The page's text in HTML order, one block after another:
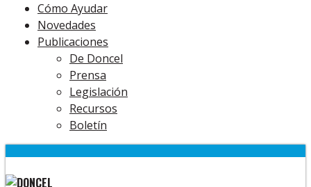
Cómo Ayudar
Novedades
Publicaciones
De Doncel
Prensa
Legislación
Recursos
Boletín